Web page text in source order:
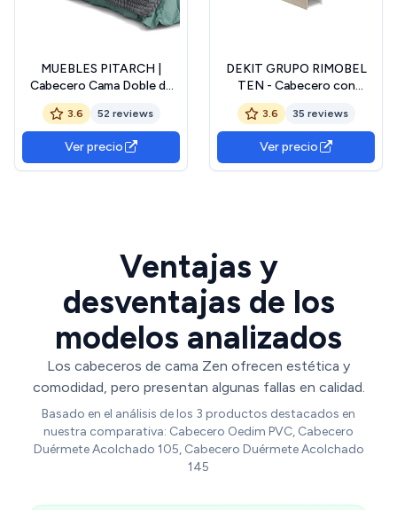
MUEBLES PITARCH |
Cabecero Cama Doble de
150 Moderno Industrial,
Robe Gold, 50x160x1,6cm,
Dormitorio de Matrimonio,
Colección Camila
3.6 52 reviews
Ver precio
DEKIT GRUPO RIMOBEL
TEN - Cabecero con
estantes para cama de 90 -
NATURAL/BLANCO - 96 x
23,4 x 99
3.6 35 reviews
Ver precio
Ventajas y
desventajas de los
modelos analizados
Los cabeceros de cama Zen ofrecen estética y
comodidad, pero presentan algunas fallas en calidad.
Basado en el análisis de los 3 productos destacados en
nuestra comparativa: Cabecero Oedim PVC, Cabecero
Duérmete Acolchado 105, Cabecero Duérmete Acolchado
145